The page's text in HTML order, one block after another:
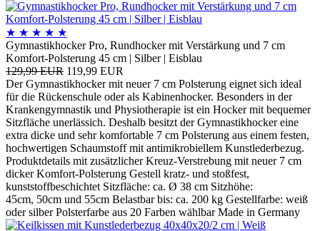
★ ★ ★ ★ ★
Gymnastikhocker Pro, Rundhocker mit Verstärkung und 7 cm
Komfort-Polsterung 45 cm | Silber | Eisblau
129,99 EUR 119,99 EUR
Der Gymnastikhocker mit neuer 7 cm Polsterung eignet sich ideal
für die Rückenschule oder als Kabinenhocker. Besonders in der
Krankengymnastik und Physiotherapie ist ein Hocker mit bequemer
Sitzfläche unerlässich. Deshalb besitzt der Gymnastikhocker eine
extra dicke und sehr komfortable 7 cm Polsterung aus einem festen,
hochwertigen Schaumstoff mit antimikrobiellem Kunstlederbezug.
Produktdetails mit zusätzlicher Kreuz-Verstrebung mit neuer 7 cm
dicker Komfort-Polsterung Gestell kratz- und stoßfest,
kunststoffbeschichtet Sitzfläche: ca. Ø 38 cm Sitzhöhe:
45cm, 50cm und 55cm Belastbar bis: ca. 200 kg Gestellfarbe: weiß
oder silber Polsterfarbe aus 20 Farben wählbar Made in Germany